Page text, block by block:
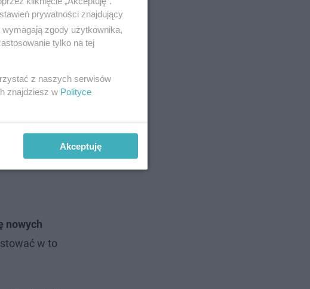
nowych
w to
prywatności znajdujący
zgody użytkownika,
tylko na tej
z naszych serwisów
znajdziesz w Polityce
Akceptuję